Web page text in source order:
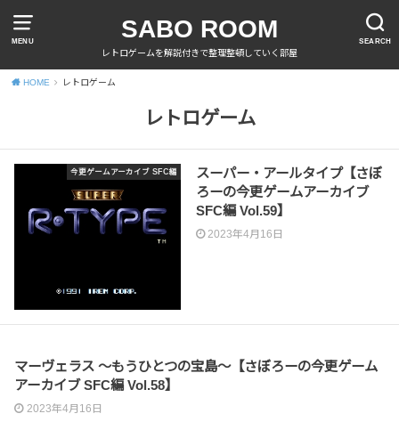
MENU SEARCH
SABO ROOM
レトロゲームを解説付きで整理整頓していく部屋
HOME レトロゲーム
レトロゲーム
今更ゲームアーカイブ SFC編
スーパー・アールタイプ【さぼ
ろーの今更ゲームアーカイブ
SFC編 Vol.59】
2023年4月16日
マーヴェラス ～もうひとつの宝島～【さぼろーの今更ゲーム
アーカイブ SFC編 Vol.58】
2023年4月16日